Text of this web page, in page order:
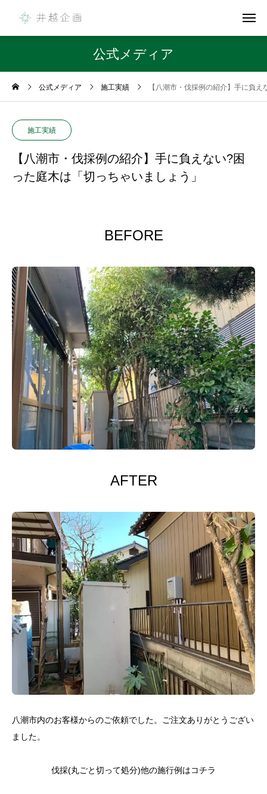
公式メディア
公式メディア 施工実績 【八潮市・伐採例の紹介】手に負
施工実績
【八潮市・伐採例の紹介】手に負えない?困
った庭木は「切っちゃいましょう」
BEFORE
AFTER
八潮市内のお客様からのご依頼でした。ご注文ありがとうござい
ました。
伐採(丸ごと切って処分)他の施行例はコチラ